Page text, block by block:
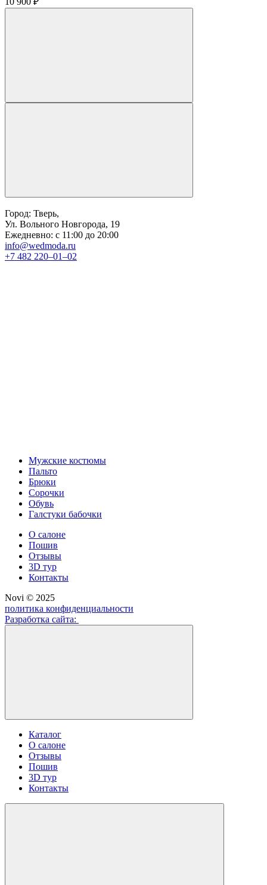
Город: Тверь,
Ул. Вольного Новгорода, 19
Ежедневно: с 11:00 до 20:00
info@wedmoda.ru
+7 482 220‒01‒02
Мужские костюмы
Пальто
Брюки
Сорочки
Обувь
Галстуки бабочки
О салоне
Пошив
Отзывы
3D тур
Контакты
Novi © 2025
политика конфиденциальности
Разработка сайта:
Каталог
О салоне
Отзывы
Пошив
3D тур
Контакты